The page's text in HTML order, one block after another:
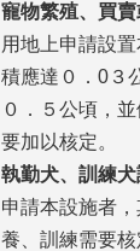
寵物繁殖、買賣
用地上申請設
積應達０．0３
０．５公頃，
要加以核定。
執勤犬、訓練犬
申請本設施者
養、訓練需要核